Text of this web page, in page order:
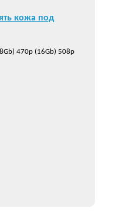
кожа под
470р (16Gb) 508р